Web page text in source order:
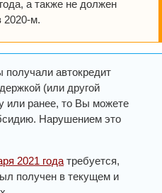
а также не должен
2020-м.
получали автокредит
(или другой
или ранее, то Вы можете
Нарушением это
2021 года требуется,
получен в текущем и